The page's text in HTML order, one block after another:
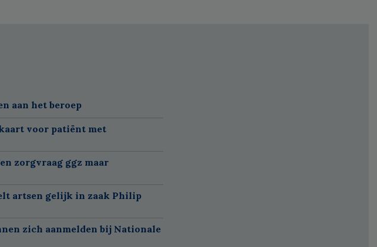
aan het beroep
voor patiënt met
zorgvraag ggz maar
artsen gelijk in zaak Philip
zich aanmelden bij Nationale